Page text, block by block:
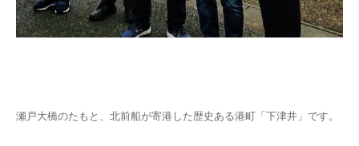
瀬戸大橋のたもと、北前船が寄港した歴史ある港町「下津井」です。